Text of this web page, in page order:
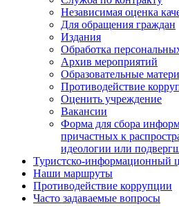
Независимая оценка
Для обращения граждан
Издания
Обработка
Архив мероприятий
Образовательные
Противодействие
Оценить учреждение
Вакансии
Форма для сбора
причастных к
идеологии или
Туристско-информационный
Наши маршруты
Противодействие коррупции
Часто задаваемые вопросы